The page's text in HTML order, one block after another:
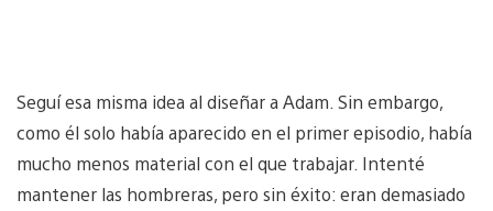
Seguí esa misma idea al diseñar a Adam. Sin embargo,
como él solo había aparecido en el primer episodio, había
mucho menos material con el que trabajar. Intenté
mantener las hombreras, pero sin éxito: eran demasiado